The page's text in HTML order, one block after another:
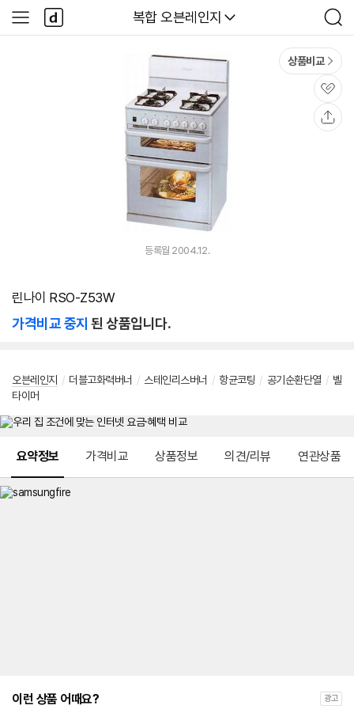
다나와
복합 오븐레인지
검
색
사
이
다
나
와
상품비교
관
심
등록월 2004.12.
린나이 RSO-Z53W
가격비교 중지 된 상품입니다.
오븐레인지 / 더블고화력버너 / 스테인리스버너 / 항균코팅 / 공기순환단열 / 벨
타이머
요약정보 가격비교 상품정보 의견/리뷰 연관상품
이런 상품 어때요? 광고